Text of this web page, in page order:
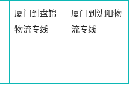
厦门到盘锦
物流专线
厦门到沈阳物
流专线